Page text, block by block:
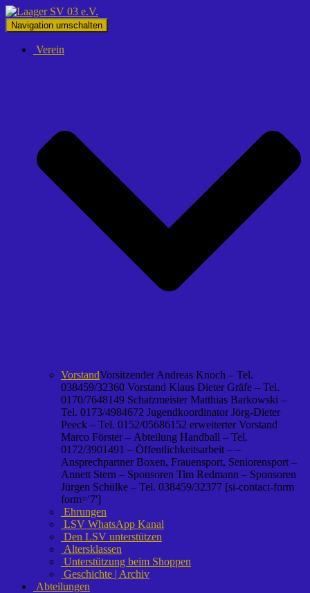
Navigation umschalten
Verein
VorstandVorsitzender Andreas Knoch – Tel.
038459/32360 Vorstand Klaus Dieter Gräfe – Tel.
0170/7648149 Schatzmeister Matthias Barkowski –
Tel. 0173/4984672 Jugendkoordinator Jörg-Dieter
Peeck – Tel. 0152/05686152 erweiterter Vorstand
Marco Förster – Abteilung Handball – Tel.
0172/3901491 – Öffentlichkeitsarbeit – –
Ansprechpartner Boxen, Frauensport, Seniorensport –
Annett Stern – Sponsoren Tim Redmann – Sponsoren
Jürgen Schülke – Tel. 038459/32377 [si-contact-form
form='7']
Ehrungen
LSV WhatsApp Kanal
Den LSV unterstützen
Altersklassen
Unterstützung beim Shoppen
Geschichte | Archiv
Abteilungen